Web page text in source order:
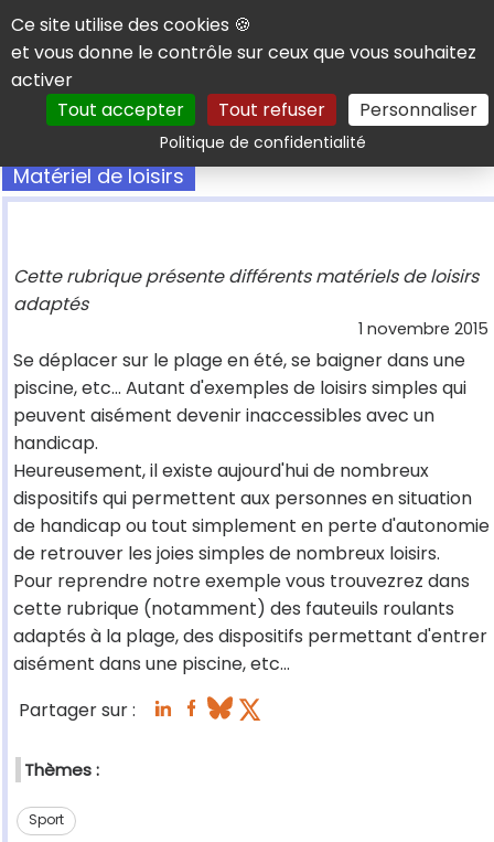
Panneau de gestion des cookies
Ce site utilise des cookies 🍪
et vous donne le contrôle sur ceux que vous souhaitez
activer
Tout accepter
Tout refuser Personnaliser
Politique de confidentialitéRechercher
Matériel de loisirs
Cette rubrique présente différents matériels de loisirs
adaptés
1 novembre 2015
Se déplacer sur le plage en été, se baigner dans une
piscine, etc... Autant d'exemples de loisirs simples qui
peuvent aisément devenir inaccessibles avec un
handicap.
Heureusement, il existe aujourd'hui de nombreux
dispositifs qui permettent aux personnes en situation
de handicap ou tout simplement en perte d'autonomie
de retrouver les joies simples de nombreux loisirs.
Pour reprendre notre exemple vous trouvezrez dans
cette rubrique (notamment) des fauteuils roulants
adaptés à la plage, des dispositifs permettant d'entrer
aisément dans une piscine, etc...
Partager sur :
Thèmes :
Sport